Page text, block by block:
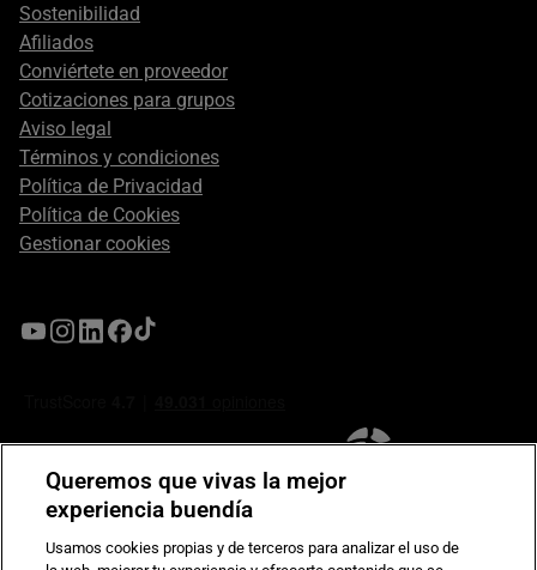
Sostenibilidad
Afiliados
Conviértete en proveedor
Cotizaciones para grupos
Aviso legal
Términos y condiciones
Política de Privacidad
Política de Cookies
Gestionar cookies
Queremos que vivas la mejor
experiencia buendía
Usamos cookies propias y de terceros para analizar el uso de